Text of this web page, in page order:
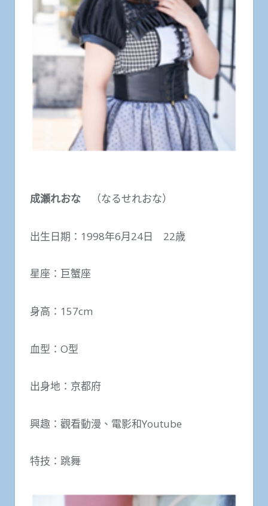
成瀬れおな （なるせれおな）
出生日期：1998年6月24日 22歳
星座：巨蟹座
身高：157cm
血型：O型
出身地：京都府
興趣：觀看動漫、電影和Youtube
特技：跳舞